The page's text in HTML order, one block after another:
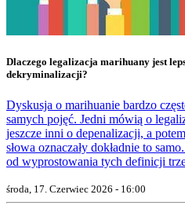
Dlaczego legalizacja marihuany jest
dekryminalizacji?
Dyskusja o marihuanie bardzo
samych pojęć. Jedni mówią o
jeszcze inni o depenalizacji, a
słowa oznaczały dokładnie to
od wyprostowania tych definicji
środa, 17. Czerwiec 2026 - 16:00